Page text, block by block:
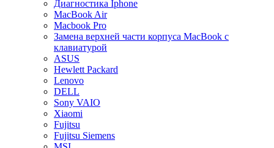
Диагностика Iphone
MacBook Air
Macbook Pro
Замена верхней части корпуса MacBook с
клавиатурой
ASUS
Hewlett Packard
Lenovo
DELL
Sony VAIO
Xiaomi
Fujitsu
Fujitsu Siemens